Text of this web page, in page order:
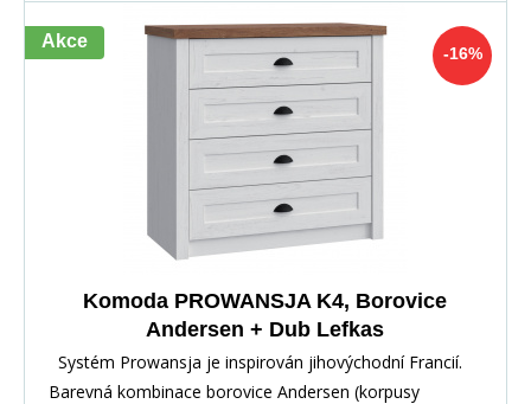
-16%
Akce
Komoda PROWANSJA K4, Borovice
Andersen + Dub Lefkas
Systém Prowansja je inspirován jihovýchodní Francií.
Barevná kombinace borovice Andersen (korpusy